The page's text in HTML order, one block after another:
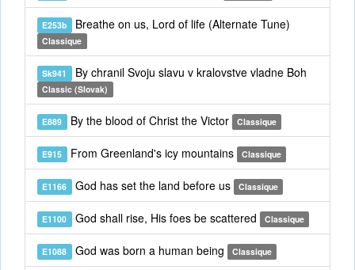
E253b Breathe on us, Lord of life (Alternate Tune)
Classique
Sk941 By chranil Svoju slavu v kralovstve vladne Boh
Classic (Slovak)
E889 By the blood of Christ the Victor Classique
E915 From Greenland's icy mountains Classique
E1166 God has set the land before us Classique
E1100 God shall rise, His foes be scattered Classique
E1088 God was born a human being Classique